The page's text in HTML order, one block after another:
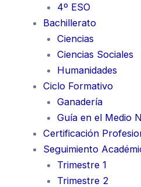
4º ESO
Bachillerato
Ciencias
Ciencias Sociales
Humanidades
Ciclo Formativo
Ganadería
Guía en el Medio
Certificación
Seguimiento
Trimestre 1
Trimestre 2